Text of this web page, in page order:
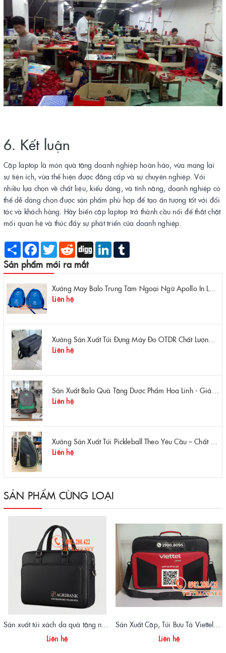
6. Kết luận
Cặp laptop là món quà tặng doanh nghiệp hoàn hảo, vừa mang lại
sự tiện ích, vừa thể hiện được đẳng cấp và sự chuyên nghiệp. Với
nhiều lựa chọn về chất liệu, kiểu dáng, và tính năng, doanh nghiệp có
thể dễ dàng chọn được sản phẩm phù hợp để tạo ấn tượng tốt với đối
tác và khách hàng. Hãy biến cặp laptop trở thành cầu nối để thắt chặt
mối quan hệ và thúc đẩy sự phát triển của doanh nghiệp.
Share Facebook
Twitter Reddit Digg LinkedIn
Sản phẩm mới ra mắt
Xưởng May Balo Trung Tâm Ngoại Ngữ Apollo In Logo Giá Rẻ Tại Xưởng
Liên hệ
Xưởng Sản Xuất Túi Đựng Máy Đo OTDR Chất Lượng – Chống Va Đập, Giá Tận Xưởng
Liên hệ
Sản Xuất Balo Quà Tặng Dược Phẩm Hoa Linh - Giá Gốc Tại Xưởng
Liên hệ
Xưởng Sản Xuất Túi Pickleball Theo Yêu Cầu – Chất Lượng, Bền Bỉ, Thiết Kế Độc Quyền
Liên hệ
SẢN PHẨM CÙNG LOẠI
Sản xuất túi xách da quà tặng ngân hàng Agribank - Vietbags Trọng Phát
Liên hệ
Sản Xuất Cặp, Túi Bưu Tá Viettelpost Chất Lượng Cao | Xưởng May Vietbags
Liên hệ